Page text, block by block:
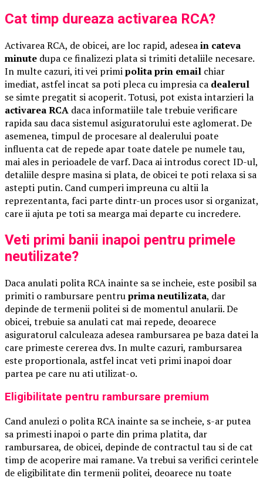
Cat timp dureaza activarea RCA?
Activarea RCA, de obicei, are loc rapid, adeseain cateva
minute dupa ce finalizezi plata si trimiti detaliile necesare.
In multe cazuri, iti vei primipolita prin email chiar
imediat, astfel incat sa poti pleca cu impresia ca dealerul
se simte pregatit si acoperit. Totusi, pot exista intarzieri la
activarea RCA daca informatiile tale trebuie verificare
rapida sau daca sistemul asiguratorului este aglomerat. De
asemenea, timpul de procesare al dealerului poate
influenta cat de repede apar toate datele pe numele tau,
mai ales in perioadele de varf. Daca ai introdus corect ID-ul,
detaliile despre masina si plata, de obicei te poti relaxa si sa
astepti putin. Cand cumperi impreuna cu altii la
reprezentanta, faci parte dintr-un proces usor si organizat,
care ii ajuta pe toti sa mearga mai departe cu incredere.
Veti primi banii inapoi pentru primele
neutilizate?
Daca anulati polita RCA inainte sa se incheie, este posibil sa
primiti o rambursare pentruprima neutilizata, dar
depinde de termenii politei si de momentul anularii. De
obicei, trebuie sa anulati cat mai repede, deoarece
asiguratorul calculeaza adesea rambursarea pe baza datei la
care primeste cererea dvs. In multe cazuri, rambursarea
este proportionala, astfel incat veti primi inapoi doar
partea pe care nu ati utilizat-o.
Eligibilitate pentru rambursare premium
Cand anulezi o polita RCA inainte sa se incheie, s-ar putea
sa primesti inapoi o parte din prima platita, dar
rambursarea, de obicei, depinde de contractul tau si de cat
timp de acoperire mai ramane. Va trebui sa verifici cerintele
de eligibilitate din termenii politei, deoarece nu toate